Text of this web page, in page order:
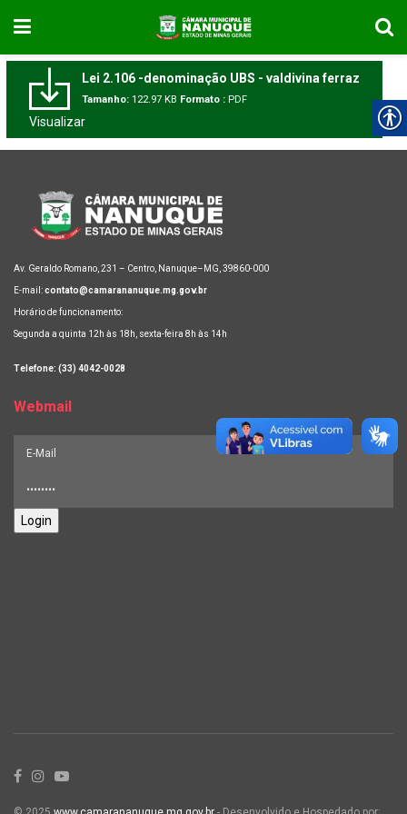
Lei 2.106 -denominação UBS - valdivina ferraz
Tamanho: 122.97 KB Formato : PDF
Visualizar
Av. Geraldo Romano, 231 – Centro, Nanuque–MG, 39860-000
E-mail:contato@camarananuque.mg.gov.br
Horário de funcionamento:
Segunda a quinta 12h às 18h, sexta-feira 8h às 14h
Telefone: (33) 4042-0028
Webmail
Login